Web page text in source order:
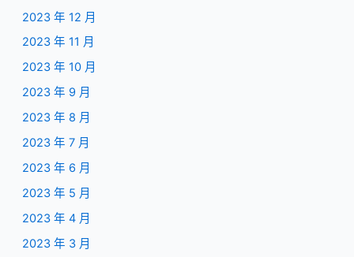
2023 年 12 月
2023 年 11 月
2023 年 10 月
2023 年 9 月
2023 年 8 月
2023 年 7 月
2023 年 6 月
2023 年 5 月
2023 年 4 月
2023 年 3 月